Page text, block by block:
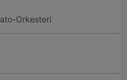
Orkesteri